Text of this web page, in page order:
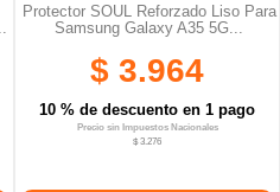
Protector SOUL Reforzado Liso Para
Samsung Galaxy A35 5G...
$ 3.964
10 % de descuento en 1 pago
Precio sin Impuestos Nacionales
$ 3.276